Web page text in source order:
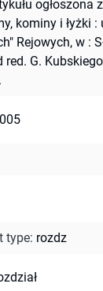
ogłoszona
kominy i łyżki :
Rejowych, w :
G.
type: rozdz